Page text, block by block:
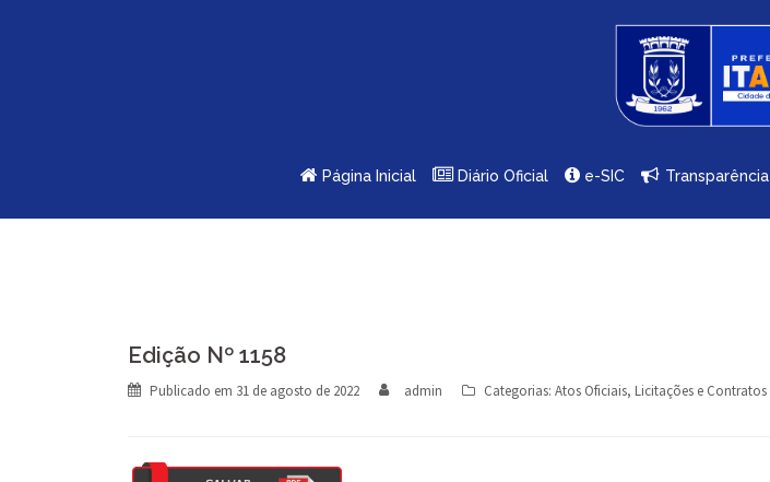
Página Inicial Diário Oficial e-SIC Transparência
Edição Nº 1158
Publicado em 31 de agosto de 2022 admin Categorias: Atos Oficiais, Licitações e Contratos